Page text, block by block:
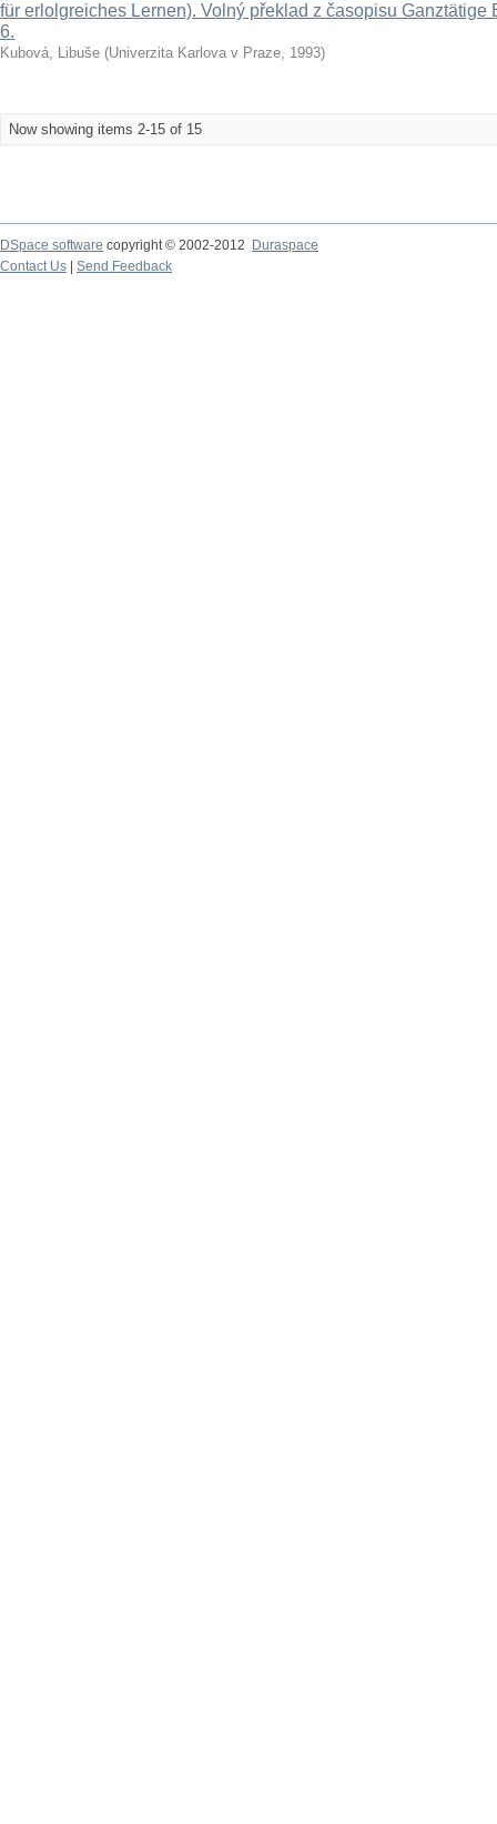
für erlolgreiches Lernen). Volný překlad z časopisu
6.
Kubová, Libuše (Univerzita Karlova v Praze, 1993)
Now showing items 2-15 of 15
DSpace software copyright © 2002-2012
Duraspace
Contact Us
Send Feedback